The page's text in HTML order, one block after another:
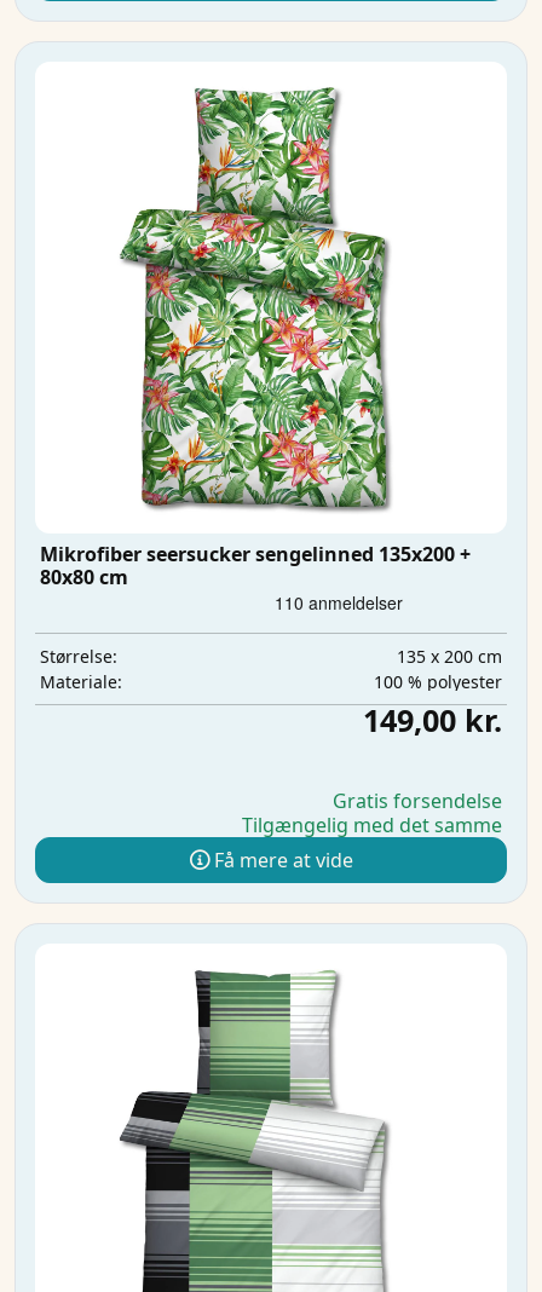
Mikrofiber seersucker sengelinned 135x200 +
80x80 cm
Størrelse:
135 x 200 cm
Materiale:
100 % polyester
149,00 kr.
Gratis forsendelse
Tilgængelig med det samme
Få mere at vide